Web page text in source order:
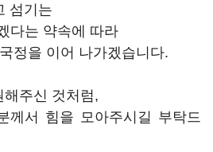
섬기는
다는 약속에 따라
정을 이어 나가겠습니다.
주신 것처럼,
께서 힘을 모아주시길 부탁드